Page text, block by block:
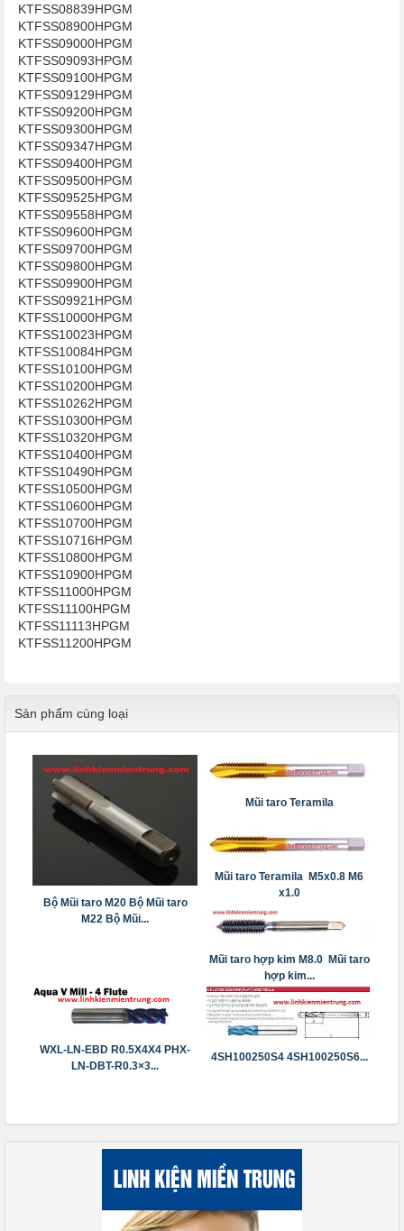
KTFSS08839HPGM
KTFSS08900HPGM
KTFSS09000HPGM
KTFSS09093HPGM
KTFSS09100HPGM
KTFSS09129HPGM
KTFSS09200HPGM
KTFSS09300HPGM
KTFSS09347HPGM
KTFSS09400HPGM
KTFSS09500HPGM
KTFSS09525HPGM
KTFSS09558HPGM
KTFSS09600HPGM
KTFSS09700HPGM
KTFSS09800HPGM
KTFSS09900HPGM
KTFSS09921HPGM
KTFSS10000HPGM
KTFSS10023HPGM
KTFSS10084HPGM
KTFSS10100HPGM
KTFSS10200HPGM
KTFSS10262HPGM
KTFSS10300HPGM
KTFSS10320HPGM
KTFSS10400HPGM
KTFSS10490HPGM
KTFSS10500HPGM
KTFSS10600HPGM
KTFSS10700HPGM
KTFSS10716HPGM
KTFSS10800HPGM
KTFSS10900HPGM
KTFSS11000HPGM
KTFSS11100HPGM
KTFSS11113HPGM
KTFSS11200HPGM
Sản phẩm cùng loại
Bộ Mũi taro M20 Bộ Mũi taro
M22 Bộ Mũi...
Mũi taro Teramila
Mũi taro Teramila M5x0.8 M6
x1.0
Mũi taro hợp kim M8.0 Mũi taro
hợp kim...
WXL-LN-EBD R0.5X4X4 PHX-
LN-DBT-R0.3×3...
4SH100250S4 4SH100250S6...